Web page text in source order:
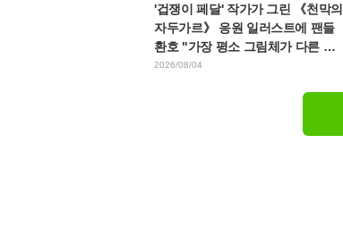
'겁쟁이 페달' 작가가 그린 《천막의
자두가르》 응원 일러스트에 팬들
환호 "가장 평소 그림체가 다른 사
람이 그리면 이렇게 된다"
2026/08/04